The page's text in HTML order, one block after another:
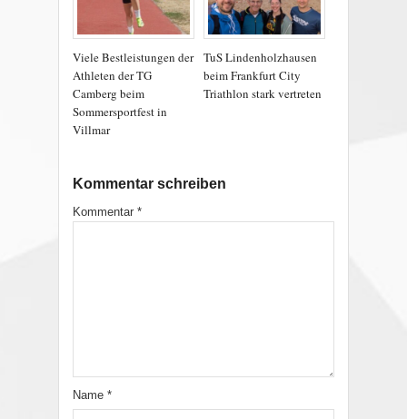
Viele Bestleistungen der
Athleten der TG
Camberg beim
Sommersportfest in
Villmar
TuS Lindenholzhausen
beim Frankfurt City
Triathlon stark vertreten
Kommentar schreiben
Kommentar *
Name *